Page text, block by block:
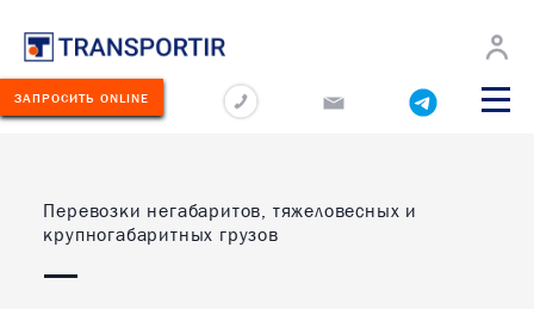
О
НовостиПеревозчикам
ЗАПРОСИТЬ ONLINE
КОМПЛЕКТНЫЕ ГРУЗЫ
Перевозки негабаритов, тяжеловесных и
крупногабаритных грузов